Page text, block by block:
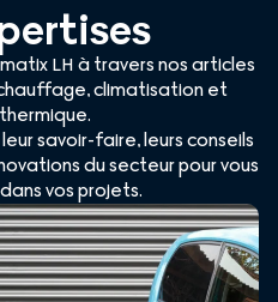
LH à travers nos articles
climatisation et
savoir-faire, leurs conseils
du secteur pour vous
vos projets.